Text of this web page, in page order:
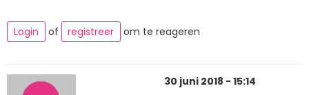
Login of registreer om te reageren
30 juni 2018 - 15:14